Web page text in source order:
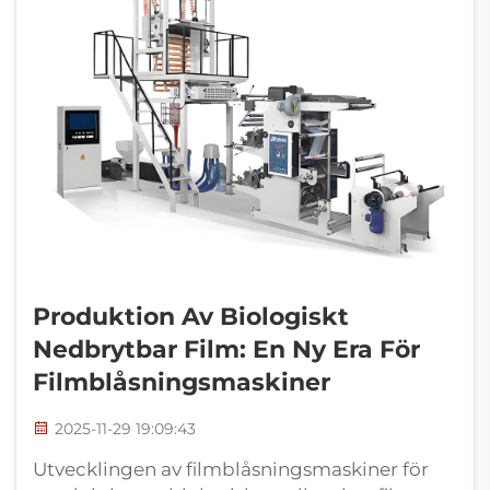
Produktion Av Biologiskt
Nedbrytbar Film: En Ny Era För
Filmblåsningsmaskiner
2025-11-29 19:09:43
Utvecklingen av filmblåsningsmaskiner för